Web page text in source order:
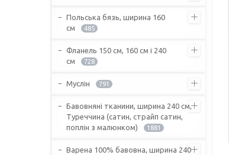
Польська бязь, ширина 160
см
485
Фланель 150 см, 160 см і 240
см
728
Муслін 791
Бавовняні тканини, ширина 240 см,
Туреччина (сатин, страйп сатин,
поплін з малюнком)
1881
Варена 100% бавовна, ширина 240